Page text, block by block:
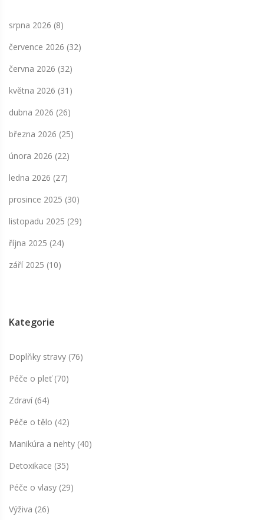
srpna 2026 (8)
července 2026 (32)
června 2026 (32)
května 2026 (31)
dubna 2026 (26)
března 2026 (25)
února 2026 (22)
ledna 2026 (27)
prosince 2025 (30)
listopadu 2025 (29)
října 2025 (24)
září 2025 (10)
Kategorie
Doplňky stravy (76)
Péče o pleť(70)
Zdraví (64)
Péče o tělo (42)
Manikúra a nehty (40)
Detoxikace (35)
Péče o vlasy (29)
Výživa (26)